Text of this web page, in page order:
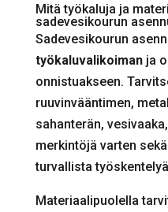
Mitä työkaluja ja
sadevesikourun
Sadevesikourun
työkaluvalikoimanja
onnistuakseen.
ruuvinvääntimen,
sahanterän,
merkintöjä varten
turvallista
Materiaalipuolella